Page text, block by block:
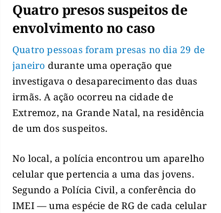
Quatro presos suspeitos de
envolvimento no caso
Quatro pessoas foram presas no dia 29 de
janeiro durante uma operação que
investigava o desaparecimento das duas
irmãs. A ação ocorreu na cidade de
Extremoz, na Grande Natal, na residência
de um dos suspeitos.
No local, a polícia encontrou um aparelho
celular que pertencia a uma das jovens.
Segundo a Polícia Civil, a conferência do
IMEI — uma espécie de RG de cada celular